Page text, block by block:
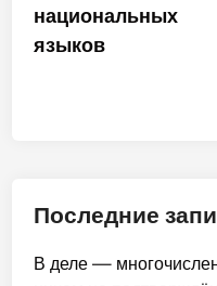
национальных
языков
Последние
В деле —